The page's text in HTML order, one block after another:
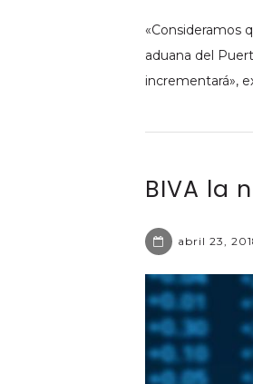
«Consideramos
aduana del
incrementará»,
BIVA la
abril 23,